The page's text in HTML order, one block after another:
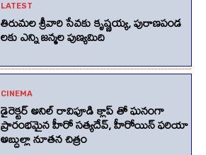
LATEST
తిరుమల శ్రీవారి సేవకు కృష్ణయ్య, పురాణపండ
లకు ఎన్ని జన్మల పుణ్యమిది
CINEMA
డైరెక్టర్ అనిల్ రావిపూడి క్లాప్ తో ఘనంగా
ప్రారంభమైన హీరో సత్యదేవ్, హీరోయిన్ ఫరియా
అబ్దుల్లా నూతన చిత్రం